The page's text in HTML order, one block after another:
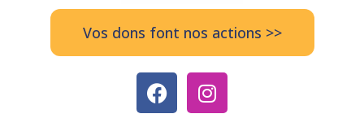
Vos dons font nos actions >>